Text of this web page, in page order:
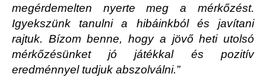
megérdemelten nyerte meg a mérkőzést.
Igyekszünk tanulni a hibáinkból és javítani
rajtuk. Bízom benne, hogy a jövő heti utolsó
mérkőzésünket jó játékkal és pozitív
eredménnyel tudjuk abszolválni.”